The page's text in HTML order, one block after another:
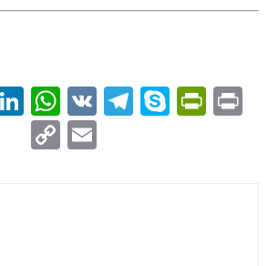
TwitterLinkedIn
WhatsApp
VK Telegram
Skype
Copy